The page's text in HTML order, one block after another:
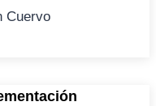
Cuervo